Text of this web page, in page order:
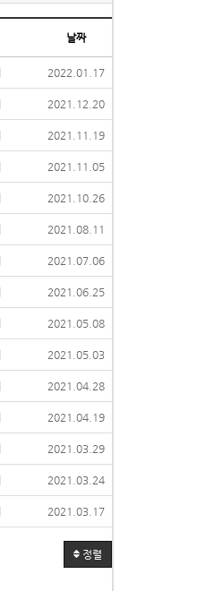
날짜
2022.01.17
2021.12.20
2021.11.19
2021.11.05
2021.10.26
2021.08.11
2021.07.06
2021.06.25
2021.05.08
2021.05.03
2021.04.28
2021.04.19
2021.03.29
2021.03.24
2021.03.17
정렬